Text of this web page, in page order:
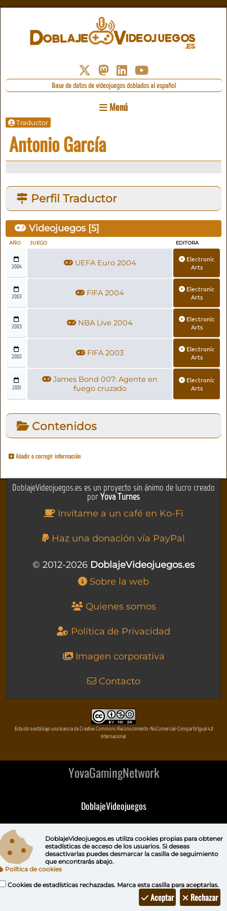
Base de datos de videojuegos doblados al español
Menú
Traductor
Antonio García
Perfil Traductor
Videojuegos [5]
AÑO JUEGO EDITORA
2004 UEFA Euro 2004
Electronic
Arts
2003 FIFA 2004
Electronic
Arts
2003 NBA Live 2004
Electronic
Arts
2002 FIFA 2003
Electronic
Arts
2001
James Bond 007: Agente en
fuego cruzado
Electronic
Arts
Contenidos
Añadir o corregir información
DoblajeVideojuegos.es es un proyecto sin ánimo de lucro creado
porYova Turnes
Invítame a un café en Ko-Fi
Haz una donación vía PayPal
© 2012-2026 DoblajeVideojuegos.es
Sobre la web
Quienes somos
Política de Privacidad
Imagen corporativa
Contacto
Esta obra está bajo una licencia de Creative Commons Reconocimiento-NoComercial-CompartirIgual 4.0
Internacional
YovaGamingNetwork
DoblajeVideojuegos
DeVuego GAL
DeVuego Portugal
DoblajeVideojuegos.es utiliza cookies propiaspara obtener
estadísticas de acceso de los usuarios. Si deseas
desactivarlas puedes desmarcar la casilla de seguimiento
que encontrarás abajo.
Política de cookies
Cookies de estadísticas rechazadas. Marca esta casilla para aceptarlas.
Rechazar
Aceptar